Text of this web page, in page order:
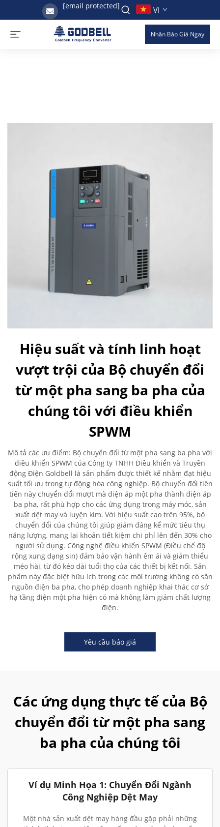
[email protected] VI
Nhận Báo Giá Ngay
Hiệu suất và tính linh hoạt
vượt trội của Bộ chuyển đổi
từ một pha sang ba pha của
chúng tôi với điều khiển
SPWM
Mô tả các ưu điểm: Bộ chuyển đổi từ một pha sang ba pha với
điều khiển SPWM của Công ty TNHH Điều khiển và Truyền
động Điện Goldbell là sản phẩm được thiết kế nhằm đạt hiệu
suất tối ưu trong tự động hóa công nghiệp. Bộ chuyển đổi tiên
tiến này chuyển đổi mượt mà điện áp một pha thành điện áp
ba pha, rất phù hợp cho các ứng dụng trong máy móc, sản
xuất dệt may và luyện kim. Với hiệu suất cao trên 95%, bộ
chuyển đổi của chúng tôi giúp giảm đáng kể mức tiêu thụ
năng lượng, mang lại khoản tiết kiệm chi phí lên đến 30% cho
người sử dụng. Công nghệ điều khiển SPWM (Điều chế độ
rộng xung dạng sin) đảm bảo vận hành êm ái và giảm thiểu
méo hài, từ đó kéo dài tuổi thọ của các thiết bị kết nối. Sản
phẩm này đặc biệt hữu ích trong các môi trường không có sẵn
nguồn điện ba pha, cho phép doanh nghiệp khai thác cơ sở
hạ tầng điện một pha hiện có mà không làm giảm chất lượng
điện.
Yêu cầu báo giá
Các ứng dụng thực tế của Bộ
chuyển đổi từ một pha sang
ba pha của chúng tôi
Ví dụ Minh Họa 1: Chuyển Đổi Ngành
Công Nghiệp Dệt May
Một nhà sản xuất dệt may hàng đầu gặp phải những